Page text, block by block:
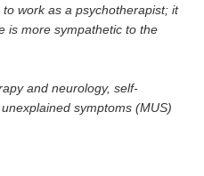
work as a psychotherapist; it
is more sympathetic to the
and neurology, self-
symptoms (MUS)